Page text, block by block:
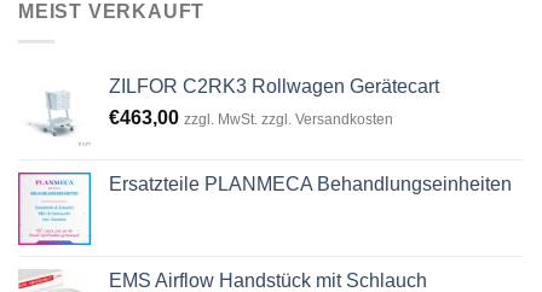
MEIST VERKAUFT
ZILFOR C2RK3 Rollwagen Gerätecart
€463,00 zzgl. MwSt. zzgl. Versandkosten
Ersatzteile PLANMECA Behandlungseinheiten
EMS Airflow Handstück mit Schlauch